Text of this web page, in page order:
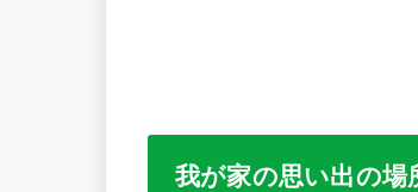
我が家の思い出の場